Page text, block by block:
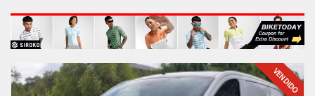
VENDIDO